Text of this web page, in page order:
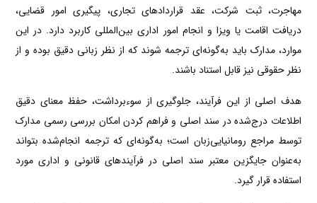
مهاجرت، ثبت شرکت، عقد قراردادهای تجاری، پیگیری امور قضایی،
دریافت اقامت یا ویزا و انجام امور اداری بین‌المللی کاربرد دارد. در این
موارد، مدارک باید به‌گونه‌ای ترجمه شوند که از نظر زبانی دقیق بوده و از
نظر حقوقی نیز قابل استناد باشند.
هدف اصلی از این فرآیند، جلوگیری از سوءبرداشت، حفظ معنای دقیق
اطلاعات درج‌شده در سند اصلی و فراهم کردن امکان بررسی رسمی مدارک
توسط مراجع رومانیایی‌زبان است؛ به‌گونه‌ای که ترجمه انجام‌شده بتواند
به‌عنوان جایگزین معتبر سند اصلی در فرآیندهای قانونی و اداری مورد
استفاده قرار گیرد.